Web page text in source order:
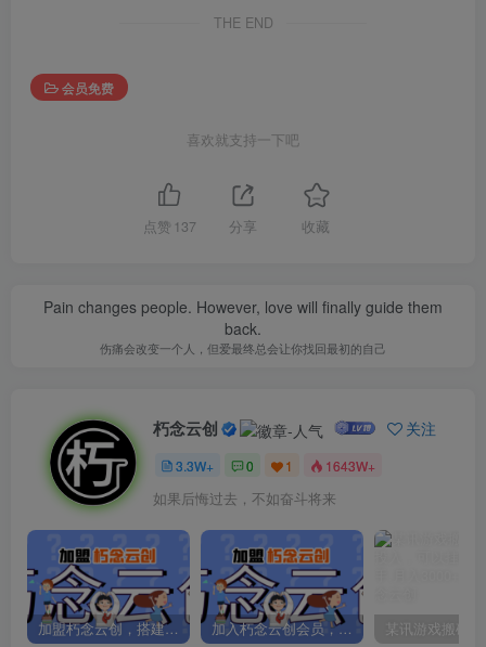
THE END
会员免费
喜欢就支持一下吧
点赞 137 分享 收藏
Pain changes people. However, love will finally guide them
back.
伤痛会改变一个人，但爱最终总会让你找回最初的自己
朽念云创 关注
3.3W+ 0 1 1643W+
如果后悔过去，不如奋斗将来
加盟朽念云创，搭建同款项目资源站，实现日入2000+ 加入朽念云创会员，全站资源免费学习。